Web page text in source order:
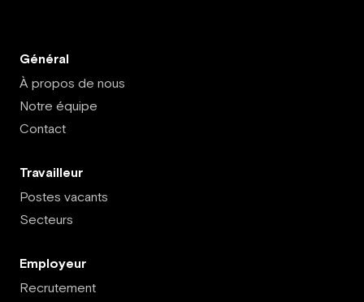
Général
À propos de nous
Notre équipe
Contact
Travailleur
Postes vacants
Secteurs
Employeur
Recrutement